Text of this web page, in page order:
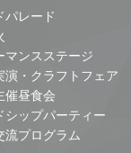
パレード
マンスステージ
演・クラフトフェア
催昼食会
シップパーティー
流プログラム